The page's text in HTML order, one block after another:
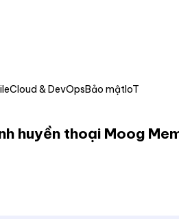
Cloud & DevOpsBảo mậtIoT
huyền thoại Moog